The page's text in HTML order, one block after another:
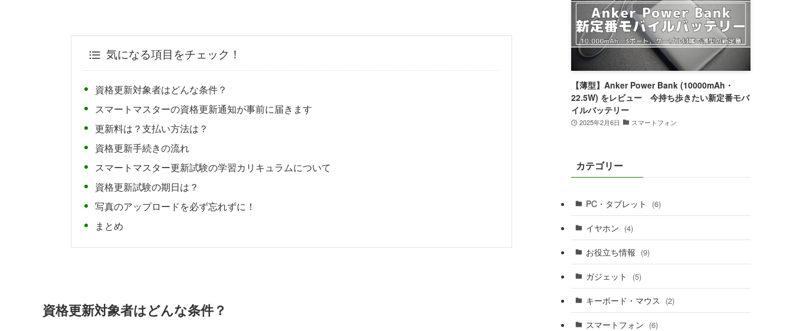
気になる項目をチェック！
資格更新対象者はどんな条件？
スマートマスターの資格更新通知が事前に届きます
更新料は？支払い方法は？
資格更新手続きの流れ
スマートマスター更新試験の学習カリキュラムについて
資格更新試験の期日は？
写真のアップロードを必ず忘れずに！
まとめ
資格更新対象者はどんな条件？
【薄型】Anker Power Bank (10000mAh・
22.5W) をレビュー 今持ち歩きたい新定番モバ
イルバッテリー
2025年2月6日 スマートフォン
カテゴリー
PC・タブレット (6)
イヤホン (4)
お役立ち情報 (9)
ガジェット (5)
キーボード・マウス (2)
スマートフォン (6)